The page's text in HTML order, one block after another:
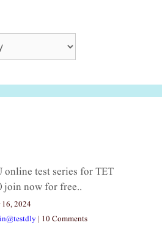
online test series for TET
join now for free..
2024
| 10 Comments